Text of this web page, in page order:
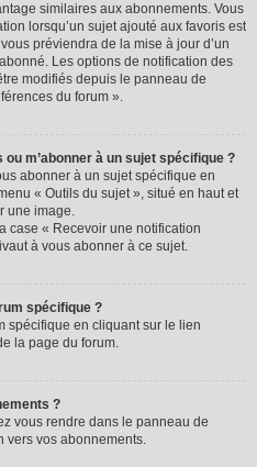
similaires aux abonnements. Vous
lorsqu’un sujet ajouté aux favoris est
préviendra de la mise à jour d’un
Les options de notification des
modifiés depuis le panneau de
du forum ».
m’abonner à un sujet spécifique ?
abonner à un sujet spécifique en
« Outils du sujet », situé en haut et
une image.
case « Recevoir une notification
à vous abonner à ce sujet.
spécifique ?
spécifique en cliquant sur le lien
la page du forum.
?
vous rendre dans le panneau de
vers vos abonnements.